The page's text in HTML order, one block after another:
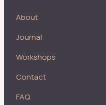
About
Journal
Workshops
Contact
FAQ